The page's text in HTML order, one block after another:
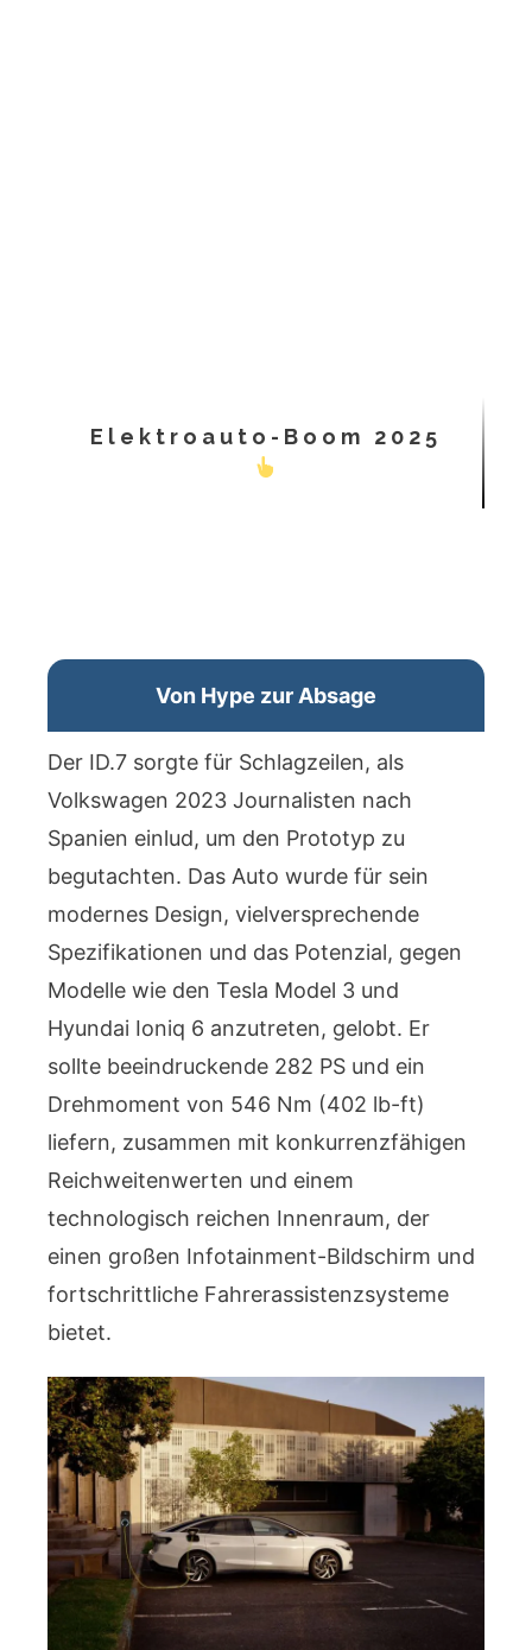
Elektroauto-Boom 2025
Von Hype zur Absage
Der ID.7 sorgte für Schlagzeilen, als
Volkswagen 2023 Journalisten nach
Spanien einlud, um den Prototyp zu
begutachten. Das Auto wurde für sein
modernes Design, vielversprechende
Spezifikationen und das Potenzial, gegen
Modelle wie den Tesla Model 3 und
Hyundai Ioniq 6 anzutreten, gelobt. Er
sollte beeindruckende 282 PS und ein
Drehmoment von 546 Nm (402 lb-ft)
liefern, zusammen mit konkurrenzfähigen
Reichweitenwerten und einem
technologisch reichen Innenraum, der
einen großen Infotainment-Bildschirm und
fortschrittliche Fahrerassistenzsysteme
bietet.